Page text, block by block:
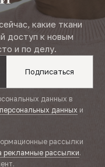
какие ткани
доступ к новым
и по делу.
Подписаться
данных в
данных и
рассылки
рекламные рассылки.